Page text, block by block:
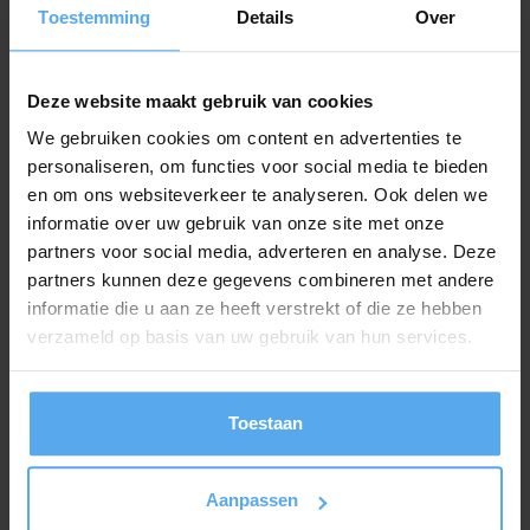
Toestemming Details Over
Deze website maakt gebruik van cookies
We gebruiken cookies om content en advertenties te
personaliseren, om functies voor social media te bieden
en om ons websiteverkeer te analyseren. Ook delen we
informatie over uw gebruik van onze site met onze
partners voor social media, adverteren en analyse. Deze
partners kunnen deze gegevens combineren met andere
informatie die u aan ze heeft verstrekt of die ze hebben
verzameld op basis van uw gebruik van hun services.
Toestaan
Aanpassen
Kan deze workshop ook worden
Kunnen we deze workshop last
minute nog inplannen?
Kunnen we deze incompany workshop
ook online volgen?
Moeten wij op de trainingslocatie nog
ergens aan denken?